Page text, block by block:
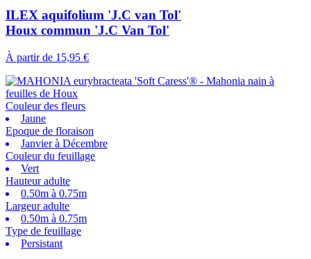
ILEX aquifolium 'J.C van Tol'
Houx commun 'J.C Van Tol'
À partir de 15,95 €
Couleur des fleurs
Jaune
Epoque de floraison
Janvier à Décembre
Couleur du feuillage
Vert
Hauteur adulte
0.50m à 0.75m
Largeur adulte
0.50m à 0.75m
Type de feuillage
Persistant